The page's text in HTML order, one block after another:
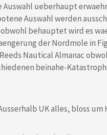
ueberhaupt
Auswahl werden
behauptet wird es
der Nordmole in
Nautical Almanac
beinahe-
UK alles, bloss